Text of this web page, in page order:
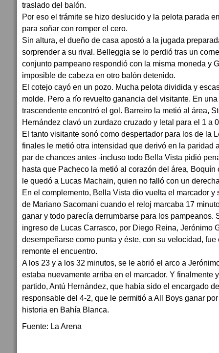
traslado del balón.
Por eso el trámite se hizo deslucido y la pelota parada
para soñar con romper el cero.
Sin altura, el dueño de casa apostó a la jugada
sorprender a su rival. Belleggia se lo perdió tras un
conjunto pampeano respondió con la misma moneda y
imposible de cabeza en otro balón detenido.
El cotejo cayó en un pozo. Mucha pelota dividida y
molde. Pero a río revuelto ganancia del visitante. En
trascendente encontró el gol. Barreiro la metió al área,
Hernández clavó un zurdazo cruzado y letal para el 1 a
El tanto visitante sonó como despertador para los de la
finales le metió otra intensidad que derivó en la paridad
par de chances antes -incluso todo Bella Vista pidió
hasta que Pacheco la metió al corazón del área, Boquín
le quedó a Lucas Machain, quien no falló con un
En el complemento, Bella Vista dio vuelta el marcador y
de Mariano Sacomani cuando el reloj marcaba 17
ganar y todo parecía derrumbarse para los pampeanos.
ingreso de Lucas Carrasco, por Diego Reina, Jerónimo
desempeñarse como punta y éste, con su velocidad,
remonte el encuentro.
A los 23 y a los 32 minutos, se le abrió el arco a
estaba nuevamente arriba en el marcador. Y finalmente
partido, Antú Hernández, que había sido el encargado
responsable del 4-2, que le permitió a All Boys ganar
historia en Bahía Blanca.
Fuente: La Arena